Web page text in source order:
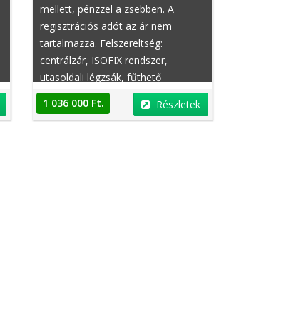
mellett, pénzzel a zsebben. A
regisztrációs adót az ár nem
tartalmazza. Felszereltség:
centrálzár, ISOFIX rendszer,
utasoldali légzsák, fűthető
szélvédő, középső kartámasz, ESP
(menetstabilizátor), elektromos
1 036 000 Ft. Részletek